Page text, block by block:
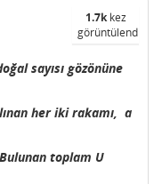
1.7kkez
görüntülendi
sayısı gözönüne
her iki rakamı, a
toplam U